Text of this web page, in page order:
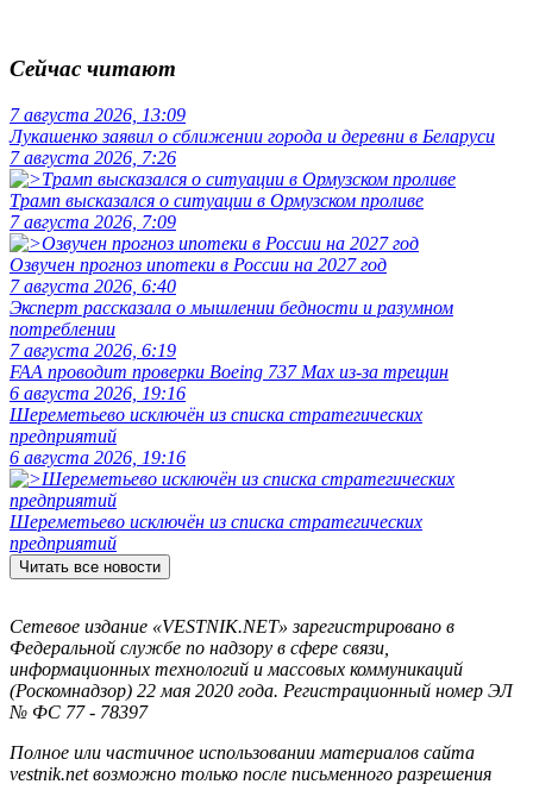
Сейчас читают
7 августа 2026, 13:09
Лукашенко заявил о сближении города и деревни в Беларуси
7 августа 2026, 7:26
Трамп высказался о ситуации в Ормузском проливе
7 августа 2026, 7:09
Озвучен прогноз ипотеки в России на 2027 год
7 августа 2026, 6:40
Эксперт рассказала о мышлении бедности и разумном
потреблении
7 августа 2026, 6:19
FAA проводит проверки Boeing 737 Max из-за трещин
6 августа 2026, 19:16
Шереметьево исключён из списка стратегических
предприятий
6 августа 2026, 19:16
Шереметьево исключён из списка стратегических
предприятий
Читать все новости
Сетевое издание «VESTNIK.NET» зарегистрировано в
Федеральной службе по надзору в сфере связи,
информационных технологий и массовых коммуникаций
(Роскомнадзор) 22 мая 2020 года. Регистрационный номер ЭЛ
№ ФС 77 - 78397
Полное или частичное использовании материалов сайта
vestnik.net возможно только после письменного разрешения